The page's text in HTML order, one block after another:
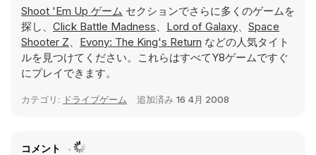
Shoot 'Em Up ゲーム セクションでさらに多くのゲームを
探し、 Click Battle Madness、 Lord of Galaxy、 Space
Shooter Z、 Evony: The King's Return などの人気タイト
ルを見つけてください。これらはすべてY8ゲームですぐ
にプレイできます。
カテゴリ: ドライブゲーム 追加済み 16 4月 2008
コメント